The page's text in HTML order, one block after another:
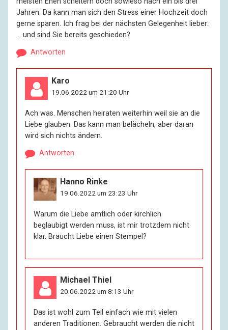
Jahren. Da kann man sich den Stress einer Hochzeit doch
gerne sparen. Ich frag bei der nächsten Gelegenheit lieber:
… und sind Sie bereits geschieden?
Antworten
Karo
19.06.2022 um 21:20 Uhr
Ach was. Menschen heiraten weiterhin weil sie an die
Liebe glauben. Das kann man belächeln, aber daran
wird sich nichts ändern.
Antworten
Hanno Rinke
19.06.2022 um 23:23 Uhr
Warum die Liebe amtlich oder kirchlich
beglaubigt werden muss, ist mir trotzdem nicht
klar. Braucht Liebe einen Stempel?
Michael Thiel
20.06.2022 um 8:13 Uhr
Das ist wohl zum Teil einfach wie mit vielen
anderen Traditionen. Gebraucht werden die nicht